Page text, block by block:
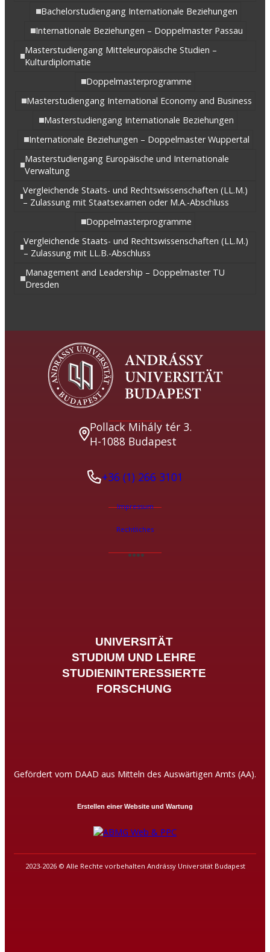
Bachelorstudiengang Internationale Beziehungen
Internationale Beziehungen – Doppelmaster Passau
Masterstudiengang Mitteleuropäische Studien –
Kulturdiplomatie
Doppelmasterprogramme
Masterstudiengang International Economy and Business
Masterstudiengang Internationale Beziehungen
Internationale Beziehungen – Doppelmaster Wuppertal
Masterstudiengang Europäische und Internationale
Verwaltung
Vergleichende Staats- und Rechtswissenschaften (LL.M.)
– Zulassung mit Staatsexamen oder M.A.-Abschluss
Doppelmasterprogramme
Vergleichende Staats- und Rechtswissenschaften (LL.M.)
– Zulassung mit LL.B.-Abschluss
Management and Leadership – Doppelmaster TU
Dresden
Pollack Mihály tér 3.
H-1088 Budapest
+36 (1) 266 3101
Impressum
Rechtliches
UNIVERSITÄT
STUDIUM UND LEHRE
STUDIENINTERESSIERTE
FORSCHUNG
Gefördert vom DAAD aus Mitteln des Auswärtigen Amts (AA).
2023-2026 © Alle Rechte vorbehalten Andrássy Universität Budapest
Erstellen einer Website und Wartung